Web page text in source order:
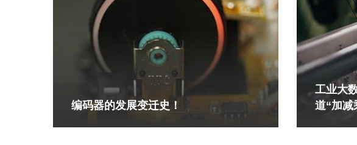
编码器的发展变迁史！
工业大
道“加减